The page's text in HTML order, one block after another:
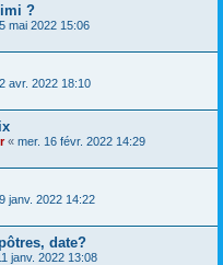
?
mai 2022 15:06
avr. 2022 18:10
« mer. 16 févr. 2022 14:29
janv. 2022 14:22
date?
janv. 2022 13:08